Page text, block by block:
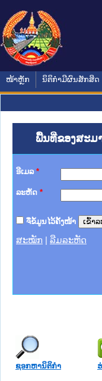
ໜ້າຫຼັກ ນິຕິກໍາມີຜົນສັກສິດ
ພື້ນທີ່ຂອງສະມ
ອີເມລ *
ລະຫັດ *
ຈື່ຂໍ້ມູນໄວ້ຄັ້ງໜ້າ
ສະໝັກ ລືມລະຫັດ
ຊາຊົນ ພາກເໜືອ
ການ
ກາງ
ກໃຕ້
ນຕຳຫຼວດປະຊາຊົນ
ສັນຕິບານປະຊາຊົນ
ກເໜືອ
ຊາຊົນ ພາກກາງ
ຊອກຫານິຕິກໍາ